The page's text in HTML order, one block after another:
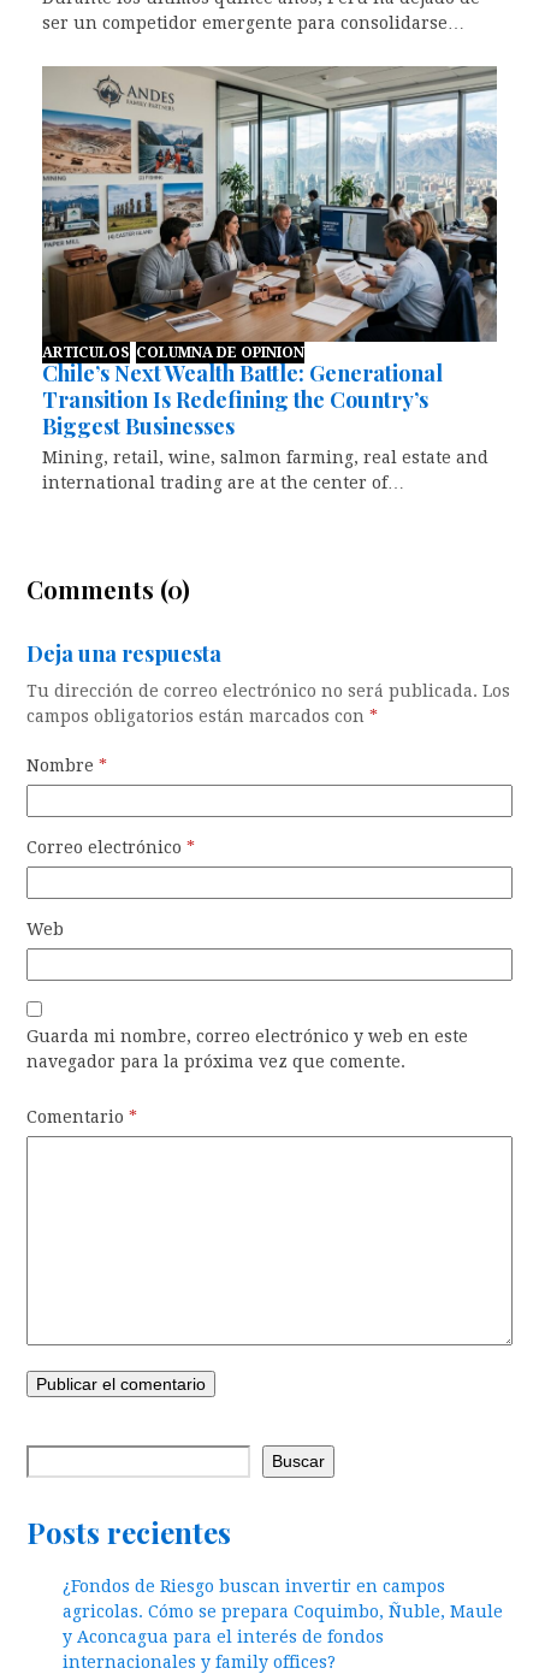
ser un competidor emergente para consolidarse…
ARTICULOS COLUMNA DE OPINION
Chile’s Next Wealth Battle: Generational
Transition Is Redefining the Country’s
Biggest Businesses
Mining, retail, wine, salmon farming, real estate and
international trading are at the center of…
Comments (0)
Deja una respuesta
Tu dirección de correo electrónico no será publicada. Los
campos obligatorios están marcados con*
Nombre*
Correo electrónico*
Web
Guarda mi nombre, correo electrónico y web en este
navegador para la próxima vez que comente.
Comentario*
Buscar
Posts recientes
¿Fondos de Riesgo buscan invertir en campos
agricolas. Cómo se prepara Coquimbo, Ñuble, Maule
y Aconcagua para el interés de fondos
internacionales y family offices?